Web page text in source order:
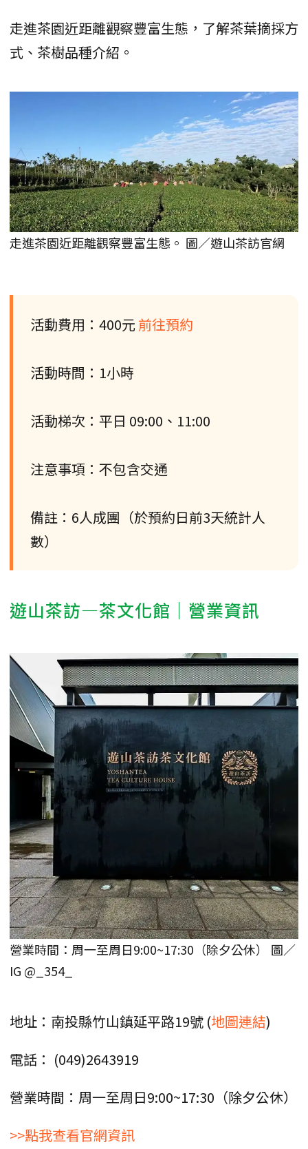
走進茶園近距離觀察豐富生態，了解茶葉摘採方
式、茶樹品種介紹。
走進茶園近距離觀察豐富生態。 圖／遊山茶訪官網
活動費用：400元 前往預約
活動時間：1小時
活動梯次：平日 09:00、11:00
注意事項：不包含交通
備註：6人成團（於預約日前3天統計人
數）
遊山茶訪—茶文化館｜營業資訊
營業時間：周一至周日9:00~17:30（除夕公休） 圖／
IG @_354_
地址：南投縣竹山鎮延平路19號 (地圖連結)
電話： (049)2643919
營業時間：周一至周日9:00~17:30（除夕公休）
>>點我查看官網資訊